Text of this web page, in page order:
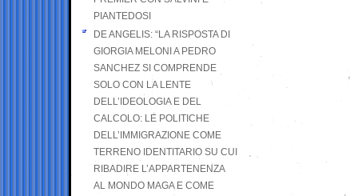
PIANTEDOSI
DE ANGELIS: “LA RISPOSTA DI
GIORGIA MELONI A PEDRO
SANCHEZ SI COMPRENDE
SOLO CON LA LENTE
DELL’IDEOLOGIA E DEL
CALCOLO: LE POLITICHE
DELL’IMMIGRAZIONE COME
TERRENO IDENTITARIO SU CUI
RIBADIRE L’APPARTENENZA
AL MONDO MAGA E COME